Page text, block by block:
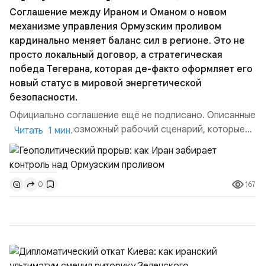
Соглашение между Ираном и Оманом о новом
механизме управления Ормузским проливом
кардинально меняет баланс сил в регионе. Это не
просто локальный договор, а стратегическая
победа Тегерана, которая де-факто оформляет его
новый статус в мировой энергетической
безопасности.
Официально соглашение ещё не подписано. Описанные
пункты — это возможный рабочий сценарий, которые
скорее всего будут реализованы.Разбираем ключевые
тезисы и последствия этого соглашения:. 1. Новые
доли контроля (75 на 25). Было: Ранее Иран и Оман
контролировали пролив на паритетных началах —
50/50. Стало: Новое соглашение закрепляет за
Читать 1 мин.
0 167